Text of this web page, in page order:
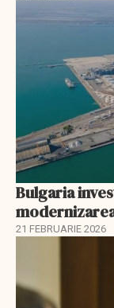
Bulgaria
21 FEBRUARIE 2026